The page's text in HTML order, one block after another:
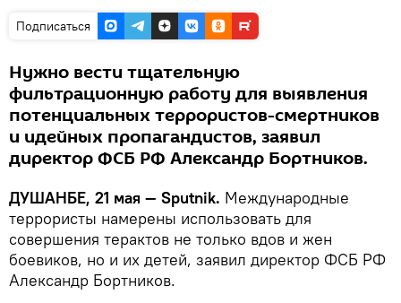
Подписаться
Нужно вести тщательную
фильтрационную работу для выявления
потенциальных террористов-смертников
и идейных пропагандистов, заявил
директор ФСБ РФ Александр Бортников.
ДУШАНБЕ, 21 мая — Sputnik. Международные
террористы намерены использовать для
совершения терактов не только вдов и жен
боевиков, но и их детей, заявил директор ФСБ РФ
Александр Бортников.